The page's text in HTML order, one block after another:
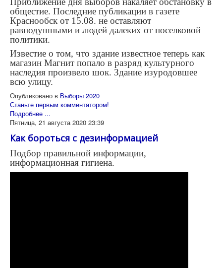
общестие. Последние публикации в газете
Краснообск от 15.08. не оставляют
равнодушными и людей далеких от поселковой
политики.
Известие о том, что здание известное теперь как
магазин Магнит попало в разряд культурного
наследия произвело шок. Здание изуродовшее
всю улицу.
Опубликовано в Выборы 2020
Станьте первым комментатором!
Подробнее ...
Пятница, 21 августа 2020 23:39
Как бороться с дезинформацией
Подбор правильной информации,
информационная гигиена.